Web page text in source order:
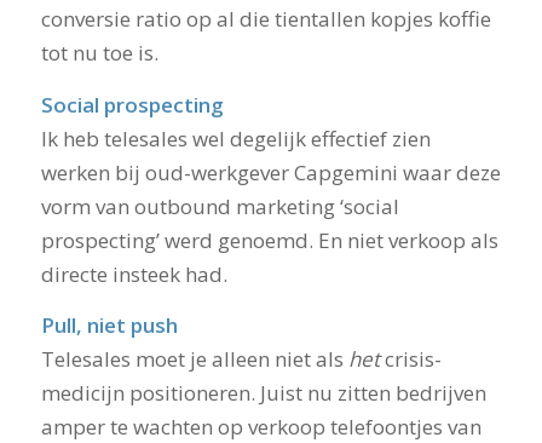
conversie ratio op al die tientallen kopjes koffie
tot nu toe is.
Social prospecting
Ik heb telesales wel degelijk effectief zien
werken bij oud-werkgever Capgemini waar deze
vorm van outbound marketing ‘social
prospecting’ werd genoemd. En niet verkoop als
directe insteek had.
Pull, niet push
Telesales moet je alleen niet als hetcrisis-
medicijn positioneren. Juist nu zitten bedrijven
amper te wachten op verkoop telefoontjes van